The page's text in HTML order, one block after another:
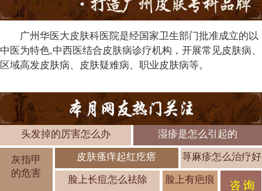
广州华医大皮肤科医院是经国家卫生部门批准成立的以
中医为特色,中西医结合皮肤病诊疗机构，开展常见皮肤病、
区域高发皮肤病、皮肤疑难病、职业皮肤病等。
头发掉的厉害怎么办 湿疹是怎么引起的
灰指甲
的危害
皮肤瘙痒起红疙瘩 荨麻疹怎么治疗好
脸上长痘怎么祛除 脸上有疤痕